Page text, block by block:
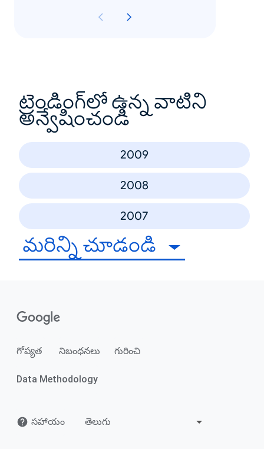
ట్రెండింగ్‌లో ఉన్న వాటిని
అన్వేషించండి
2009
2008
2007
మరిన్ని చూడండి
గోప్యత నిబంధనలు గురించి
Data Methodology
సహాయం